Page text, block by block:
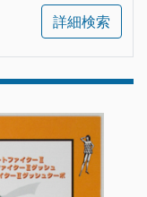
詳細検索